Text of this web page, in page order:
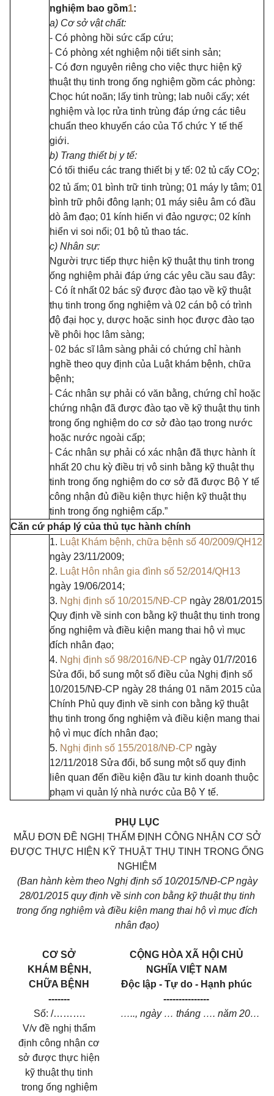
nghiệm bao gồm1:
a) Cơ sở vật chất:
- Có phòng hồi sức cấp cứu;
- Có phòng xét nghiệm nội tiết sinh sản;
- Có đơn nguyên riêng cho việc thực hiện kỹ
thuật thụ tinh trong ống nghiệm gồm các phòng:
Chọc hút noãn; lấy tinh trùng; lab nuôi cấy; xét
nghiệm và lọc rửa tinh trùng đáp ứng các tiêu
chuẩn theo khuyến cáo của Tổ chức Y tế thế
giới.
b) Trang thiết bị y tế:
Có tối thiểu các trang thiết bị y tế: 02 tủ cấy CO2;
02 tủ ấm; 01 bình trữ tinh trùng; 01 máy ly tâm; 01
bình trữ phôi đông lạnh; 01 máy siêu âm có đầu
dò âm đạo; 01 kính hiển vi đảo ngược; 02 kính
hiển vi soi nổi; 01 bộ tủ thao tác.
c) Nhân sự:
Người trực tiếp thực hiện kỹ thuật thụ tinh trong
ống nghiệm phải đáp ứng các yêu cầu sau đây:
- Có ít nhất 02 bác sỹ được đào tạo về kỹ thuật
thụ tinh trong ống nghiệm và 02 cán bộ có trình
độ đại học y, dược hoặc sinh học được đào tạo
về phôi học lâm sàng;
- 02 bác sĩ lâm sàng phải có chứng chỉ hành
nghề theo quy định của Luật khám bệnh, chữa
bệnh;
- Các nhân sự phải có văn bằng, chứng chỉ hoặc
chứng nhận đã được đào tạo về kỹ thuật thụ tinh
trong ống nghiệm do cơ sở đào tạo trong nước
hoặc nước ngoài cấp;
- Các nhân sự phải có xác nhận đã thực hành ít
nhất 20 chu kỳ điều trị vô sinh bằng kỹ thuật thụ
tinh trong ống nghiệm do cơ sở đã được Bộ Y tế
công nhận đủ điều kiện thực hiện kỹ thuật thụ
tinh trong ống nghiệm cấp.”
Căn cứ pháp lý của thủ tục hành chính
1. Luật Khám bệnh, chữa bệnh số 40/2009/QH12
ngày 23/11/2009;
2. Luật Hôn nhân gia đình số 52/2014/QH13
ngày 19/06/2014;
3. Nghị định số 10/2015/NĐ-CP ngày 28/01/2015
Quy định về sinh con bằng kỹ thuật thụ tinh trong
ống nghiệm và điều kiện mang thai hộ vì mục
đích nhân đạo;
4. Nghị định số 98/2016/NĐ-CP ngày 01/7/2016
Sửa đổi, bổ sung một số điều của Nghị định số
10/2015/NĐ-CP ngày 28 tháng 01 năm 2015 của
Chính Phủ quy định về sinh con bằng kỹ thuật
thụ tinh trong ống nghiệm và điều kiện mang thai
hộ vì mục đích nhân đạo;
5. Nghị định số 155/2018/NĐ-CP ngày
12/11/2018 Sửa đổi, bổ sung một số quy định
liên quan đến điều kiện đầu tư kinh doanh thuộc
phạm vi quản lý nhà nước của Bộ Y tế.
PHỤ LỤC
MẪU ĐƠN ĐỀ NGHỊ THẨM ĐỊNH CÔNG NHẬN CƠ SỞ
ĐƯỢC TH ỰC HIỆN KỸ THUẬT THỤ TINH TRONG ỐNG
NGHIỆM
(Ban hành kèm theo Nghị định số 10/2015/NĐ-CP ngày
28/01/2015 quy định về sinh con bằng kỹ thuật thụ tinh
trong ống nghiệm và điều kiện mang thai hộ vì mục đích
nhân đạo)
CƠ SỞ
KHÁM BỆNH,
CHỮA BỆNH
-------
CỘNG HÒA XÃ HỘI CHỦ
NGHĨA VIỆT NAM
Độc lập - Tự do - Hạnh phúc
---------------
Số: /……….
V/v đề nghị thẩm
định công nhận cơ
sở được thực hiện
kỹ thuật thụ tinh
trong ống nghiệm
….., ngày … tháng …. năm 20…